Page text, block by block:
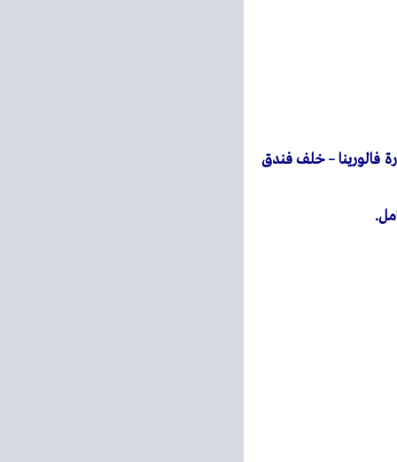
عمارة فالورينا – خلف فندق